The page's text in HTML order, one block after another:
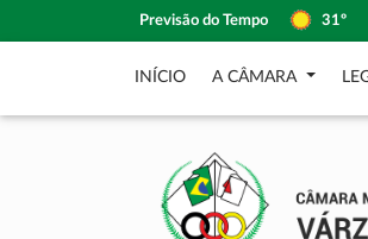
Previsão do Tempo 31º
INÍCIO A CÂMARA